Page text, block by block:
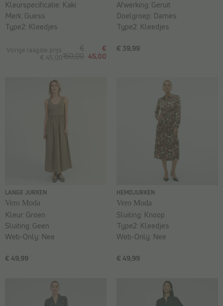
Vorige laagste prijs:
€ 45,00
€
150,00
€
45,00
Kleurspecificatie: Kaki
Merk: Guess
Type2: Kleedjes
€ 39,99
Afwerking: Geruit
Doelgroep: Dames
Type2: Kleedjes
LANGE JURKEN
Vero Moda
€ 49,99
Kleur: Groen
Sluiting: Geen
Web-Only: Nee
HEMDJURKEN
Vero Moda
€ 49,99
Sluiting: Knoop
Type2: Kleedjes
Web-Only: Nee